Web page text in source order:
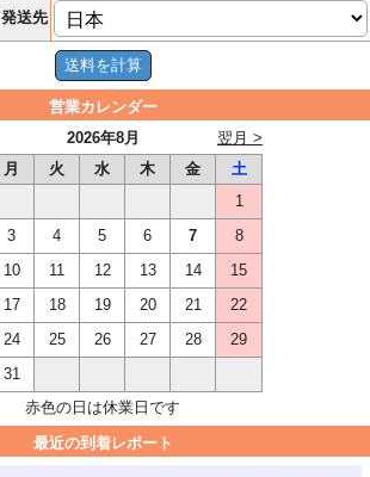
発送先
営業カレンダー
2026年8月
翌月 >
月 火 水 木 金
土
1
3 4 5 6 7
8
10 11 12 13 14
15
17 18 19 20 21
22
24 25 26 27 28
29
31
赤色の日は休業日です
最近の到着レポート